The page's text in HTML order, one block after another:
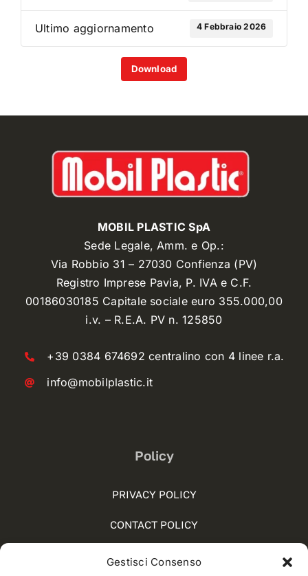
Gestisci Consenso
Ultimo aggiornamento 4 Febbraio 2026
Download
MOBIL PLASTIC SpA
Sede Legale, Amm. e Op.:
Via Robbio 31 – 27030 Confienza (PV)
Registro Imprese Pavia, P. IVA e C.F.
00186030185 Capitale sociale euro 355.000,00
i.v. – R.E.A. PV n. 125850
+39 0384 674692 centralino con 4 linee r.a.
info@mobilplastic.it
Policy
PRIVACY POLICY
CONTACT POLICY
COOKIE POLICY (UE)